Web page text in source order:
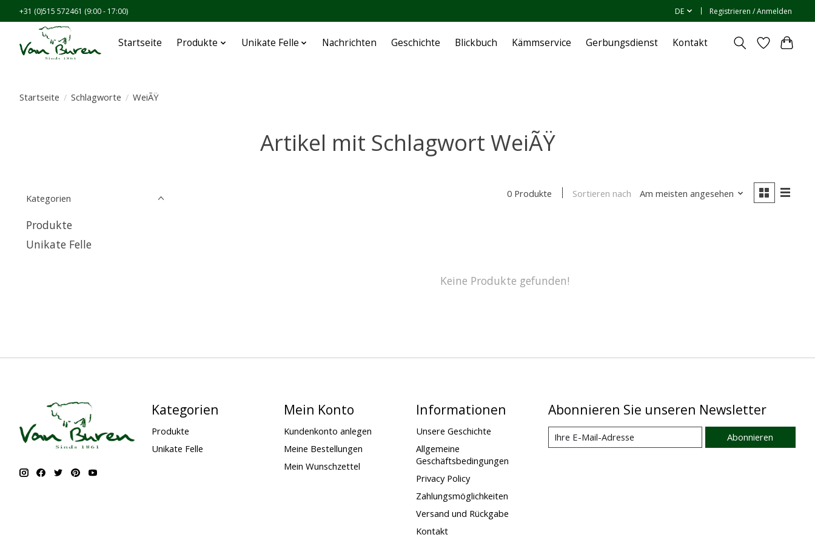
+31 (0)515 572461 (9:00 - 17:00) DE Registrieren / Anmelden
Startseite Produkte Unikate Felle Nachrichten Geschichte Blickbuch Kämmservice Gerbungsdienst Kontakt
Startseite / Schlagworte / WeiÃŸ
Artikel mit Schlagwort WeiÃŸ
Kategorien
Produkte
Unikate Felle
0 Produkte Sortieren nach Am meisten angesehen
Keine Produkte gefunden!
Kategorien
Produkte
Unikate Felle
Mein Konto
Kundenkonto anlegen
Meine Bestellungen
Mein Wunschzettel
Informationen
Unsere Geschichte
Allgemeine
Geschäftsbedingungen
Privacy Policy
Zahlungsmöglichkeiten
Versand und Rückgabe
Kontakt
Abonnieren Sie unseren Newsletter
Abonnieren